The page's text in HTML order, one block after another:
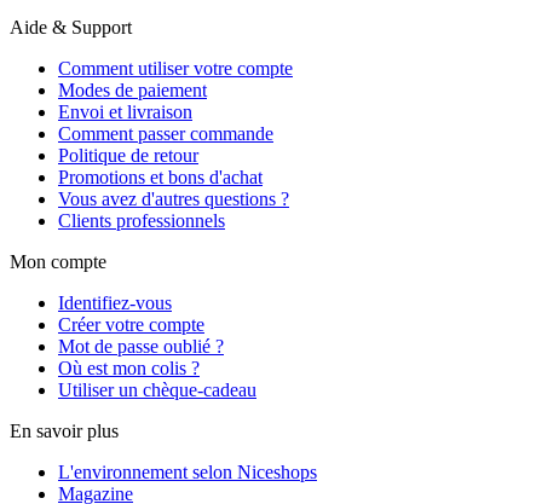
Aide & Support
Comment utiliser votre compte
Modes de paiement
Envoi et livraison
Comment passer commande
Politique de retour
Promotions et bons d'achat
Vous avez d'autres questions ?
Clients professionnels
Mon compte
Identifiez-vous
Créer votre compte
Mot de passe oublié ?
Où est mon colis ?
Utiliser un chèque-cadeau
En savoir plus
L'environnement selon Niceshops
Magazine